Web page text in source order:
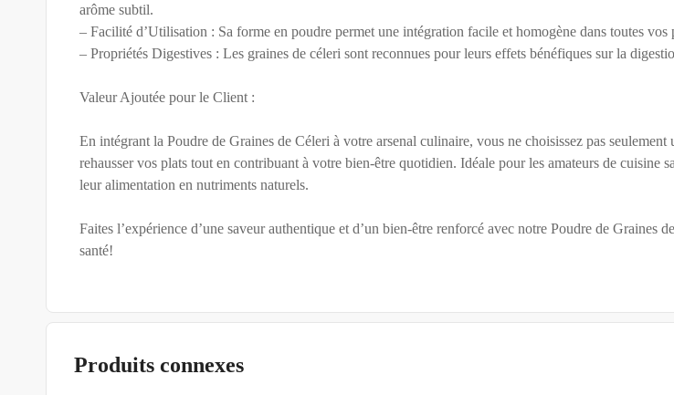
arôme subtil.
– Facilité d’Utilisation : Sa forme en poudre permet une intégration facile et homogène dans toutes
– Propriétés Digestives : Les graines de céleri sont reconnues pour leurs effets bénéfiques sur la
Valeur Ajoutée pour le Client :
En intégrant la Poudre de Graines de Céleri à votre arsenal culinaire, vous ne choisissez pas
rehausser vos plats tout en contribuant à votre bien-être quotidien. Idéale pour les amateurs de
leur alimentation en nutriments naturels.
Faites l’expérience d’une saveur authentique et d’un bien-être renforcé avec notre Poudre de
santé!
Produits connexes